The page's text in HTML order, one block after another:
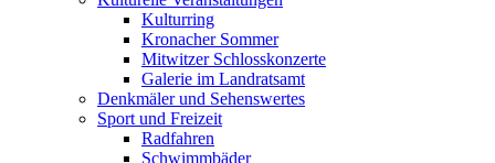
Kulturring
Kronacher Sommer
Mitwitzer Schlosskonzerte
Galerie im Landratsamt
Denkmäler und Sehenswertes
Sport und Freizeit
Radfahren
Schwimmbäder